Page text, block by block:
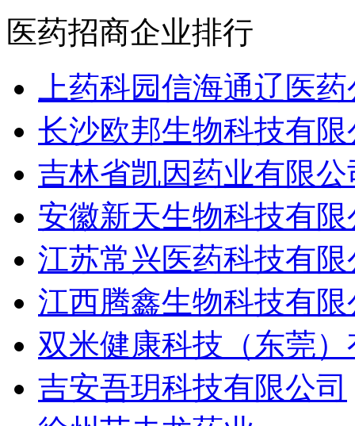
医药招商企业排行
上药科园信海通辽医
长沙欧邦生物科技有限
吉林省凯因药业有限公
安徽新天生物科技有限
江苏常兴医药科技有限
江西腾鑫生物科技有限
双米健康科技（东莞
吉安吾玥科技有限公司